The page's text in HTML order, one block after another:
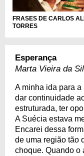
FRASES DE CARLOS
TORRES
Esperança
Marta Vieira da
A minha ida para
dar continuidade
estruturada, ter
A Suécia estava
Encarei dessa
de uma região tão
choque. Quando o